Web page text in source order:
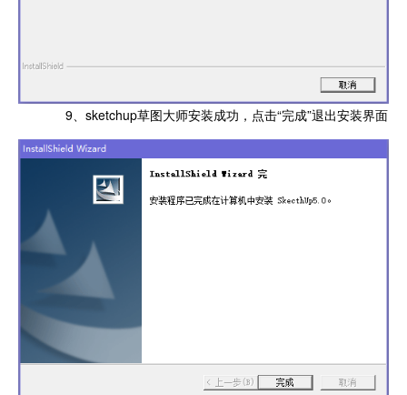
9、sketchup草图大师安装成功，点击“完成”退出安装界面